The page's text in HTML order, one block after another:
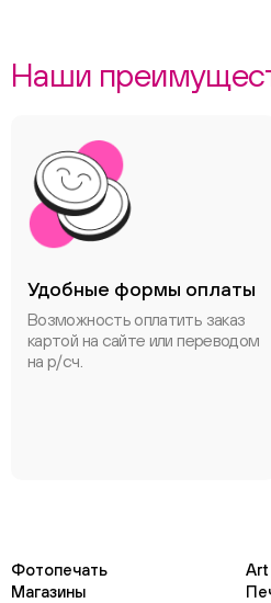
Наши
Удобные формы оплаты
Возможность оплатить заказ
картой на сайте или переводом
на р/сч.
Фотопечать
Art
Магазины